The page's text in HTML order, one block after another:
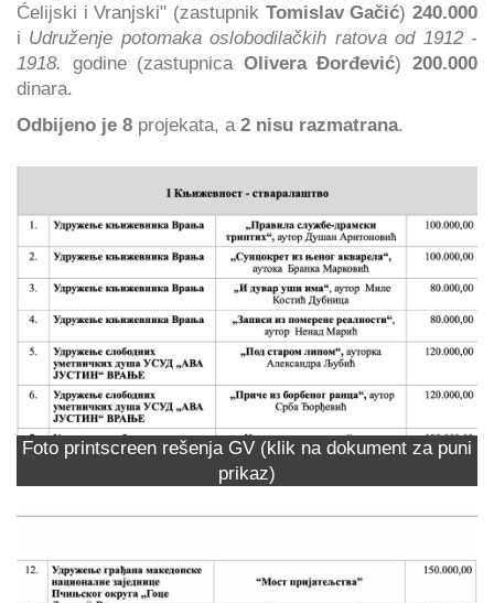
Ćelijski i Vranjski" (zastupnik Tomislav Gačić)240.000
i Udruženje potomaka oslobodilačkih ratova od 1912 -
1918. godine (zastupnica Olivera Đorđević)200.000
dinara.
Odbijeno je 8 projekata, a 2 nisu razmatrana.
Foto printscreen rešenja GV (klik na dokument za puni
prikaz)